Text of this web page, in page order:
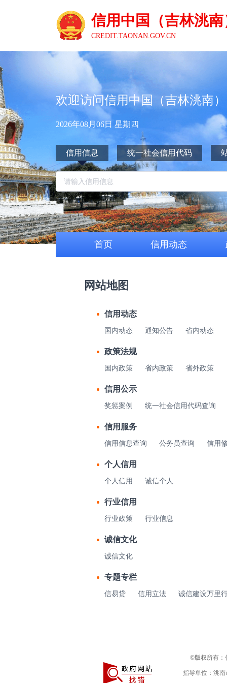
信用中国（吉林洮南
CREDIT.TAONAN.GOV.CN
欢迎访问信用中国（吉林洮南
2026年08月06日 星期四
信用信息 统一社会信用代码
首页 信用动态
网站地图
信用动态
国内动态 通知公告 省内动态
政策法规
国内政策 省内政策 省外政策
信用公示
奖惩案例 统一社会信用代码查询
信用服务
信用信息查询 公务员查询 信用
个人信用
个人信用 诚信个人
行业信用
行业政策 行业信息
诚信文化
诚信文化
专题专栏
信易贷 信用立法 诚信建设万里
©版权所有：
指导单位：洮